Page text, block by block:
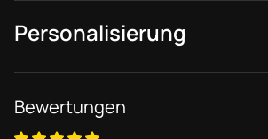
Personalisierung
Bewertungen